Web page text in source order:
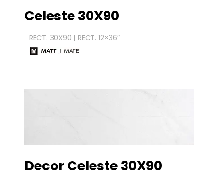
Celeste 30X90
RECT. 30X90 | RECT. 12×36″
Decor Celeste 30X90